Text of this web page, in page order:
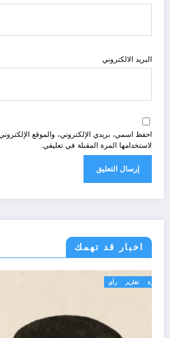
البريد الالكتروني
احفظ اسمي، بريدي الإلكتروني، والموقع
لاستخدامها المرة المقبلة في تعليقي.
اخبار قد تهمك
تعاليق حرة